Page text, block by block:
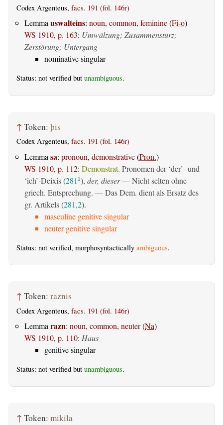
Codex Argenteus, facs. 191 (fol. 146r)
Lemmauswalteins: noun, common, feminine(Fi-o)
WS 1910, p. 163: Umwälzung; Zusammensturz;
Zerstörung; Untergang
nominative singular
Status: not verified but unambiguous.
↑ Token: þis
Codex Argenteus, facs. 191 (fol. 146r)
Lemma sa: pronoun, demonstrative(Pron.)
WS 1910, p. 112: Demonstrat. Pronomen der ‘der’- und
‘ich’-Deixis (281 1), der, dieser— Nicht selten ohne
griech. Entsprechung. — Das Dem. dient als Ersatz des
gr. Artikels (281,2).
masculine genitive singular
neuter genitive singular
Status: not verified, morphosyntactically ambiguous.
↑ Token: raznis
Codex Argenteus, facs. 191 (fol. 146r)
Lemma razn: noun, common, neuter(Na)
WS 1910, p. 110: Haus
genitive singular
Status: not verified but unambiguous.
↑ Token: mikila